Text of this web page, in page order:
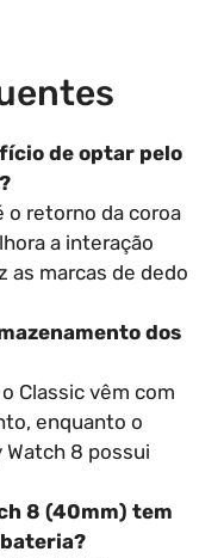
de optar pelo
o retorno da coroa
a interação
as marcas de dedo
dos
Classic vêm com
enquanto o
Watch 8 possui
8 (40mm) tem